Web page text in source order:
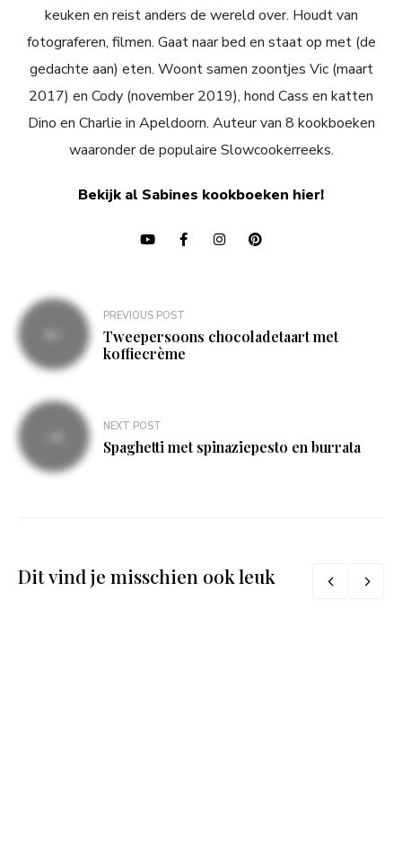
keuken en reist anders de wereld over. Houdt van
fotograferen, filmen. Gaat naar bed en staat op met (de
gedachte aan) eten. Woont samen zoontjes Vic (maart
2017) en Cody (november 2019), hond Cass en katten
Dino en Charlie in Apeldoorn. Auteur van 8 kookboeken
waaronder de populaire Slowcookerreeks.
Bekijk al Sabines kookboeken hier!
Bericht
navigatie
PREVIOUS POST
Tweepersoons chocoladetaart met
koffiecrème
NEXT POST
Spaghetti met spinaziepesto en burrata
Dit vind je misschien ook leuk